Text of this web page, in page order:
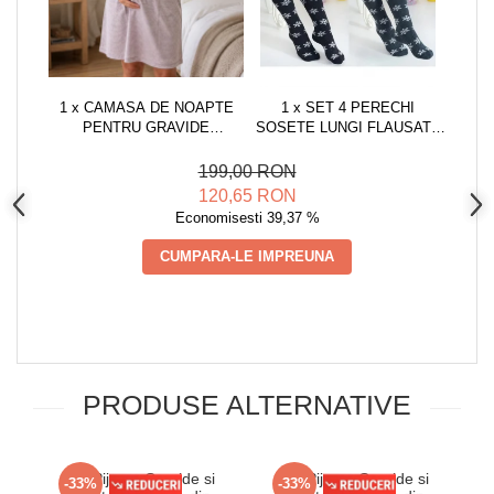
1 x CAMASA DE NOAPTE
PENTRU GRAVIDE
PENTRU ALAPTARE DUNGI
1 x SET 4 PERECHI
SOSETE LUNGI FLAUSATE
CRACIUN, MARIMEA
UNIVERSALA 36-40,
199,00 RON
120,65 RON
Economisesti 39,37 %
CUMPARA-LE IMPREUNA
PRODUSE ALTERNATIVE
-33%
Set Pijama Gravide si
-33%
Set Pijama Gravide si